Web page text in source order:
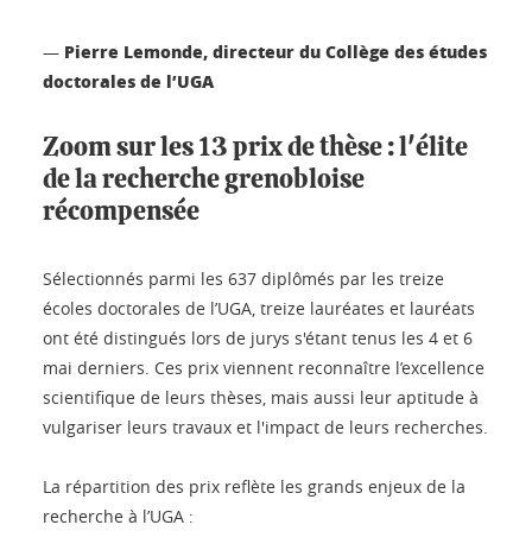
— Pierre Lemonde, directeur du Collège des études
doctorales de l’UGA
Zoom sur les 13 prix de thèse : l'élite
de la recherche grenobloise
récompensée
Sélectionnés parmi les 637 diplômés par les treize
écoles doctorales de l’UGA, treize lauréates et lauréats
ont été distingués lors de jurys s'étant tenus les 4 et 6
mai derniers. Ces prix viennent reconnaître l’excellence
scientifique de leurs thèses, mais aussi leur aptitude à
vulgariser leurs travaux et l'impact de leurs recherches.
La répartition des prix reflète les grands enjeux de la
recherche à l’UGA :